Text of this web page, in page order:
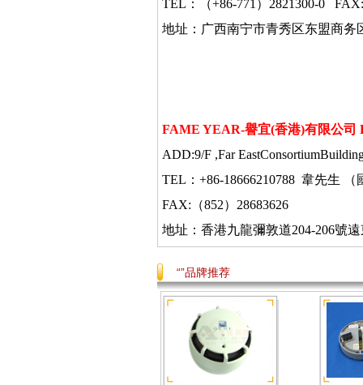
TEL：（+86-771）2821300-0
地址：广西南宁市青秀区东盟商务
FAME YEAR-譽宜(香港)有限公司
ADD:9/F ,Far
TEL：+86-18666210788 韋先生
FAX:（852）28683626
地址：香港九龍彌敦道204-206號
“”品牌推荐